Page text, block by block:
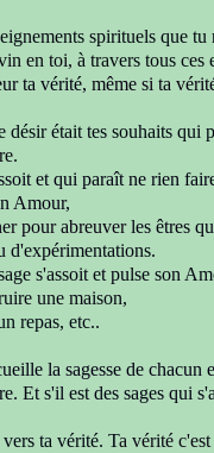
spirituels que tu
en toi, à travers tous ces
ta vérité, même si ta
était tes souhaits qui
et qui paraît ne rien
Amour,
pour abreuverles êtres
d'expérimentations.
s'assoit et pulse son
une maison,
repas, etc..
la sagesse de chacun
Et s'il est des sages qui
ta vérité. Ta vérité